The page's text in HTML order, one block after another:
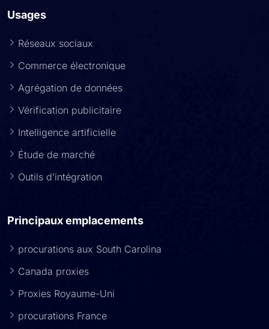
Usages
Réseaux sociaux
Commerce électronique
Agrégation de données
Vérification publicitaire
Intelligence artificielle
Étude de marché
Outils d’intégration
Principaux emplacements
procurations aux South Carolina
Canada proxies
Proxies Royaume-Uni
procurations France